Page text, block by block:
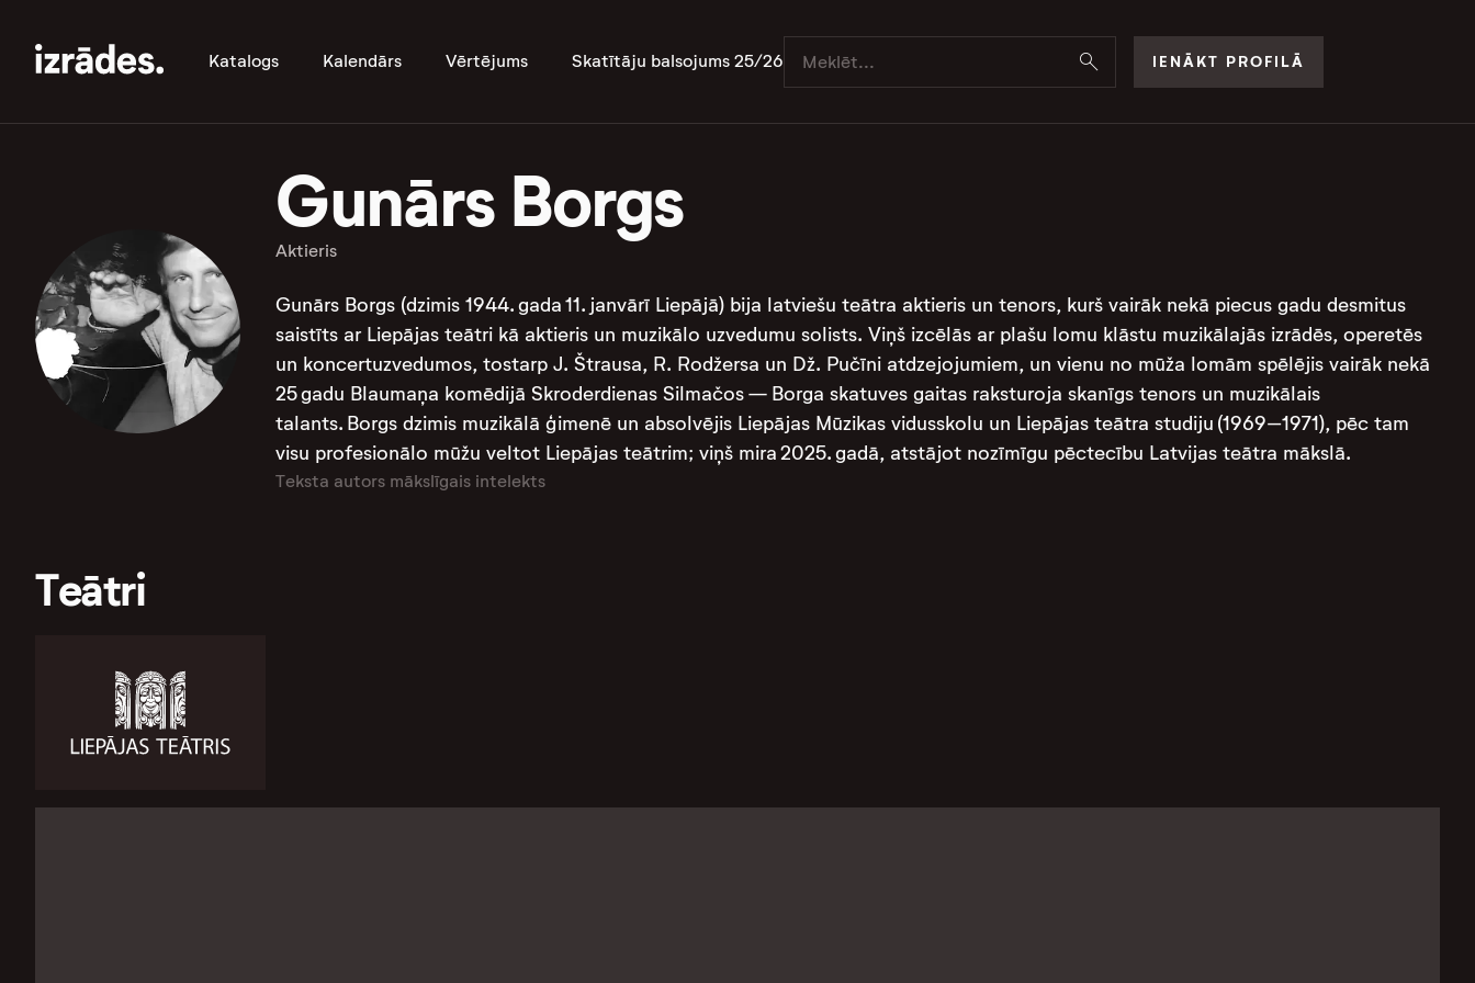
Katalogs Kalendārs Vērtējums Skatītāju balsojums 25/26 IENĀKT PROFILĀ
Gunārs Borgs
Aktieris
Gunārs Borgs (dzimis 1944. gada 11. janvārī Liepājā) bija latviešu teātra aktieris un tenors, kurš vairāk nekā piecus gadu desmitus
saistīts ar Liepājas teātri kā aktieris un muzikālo uzvedumu solists. Viņš izcēlās ar plašu lomu klāstu muzikālajās izrādēs, operetēs
un koncertuzvedumos, tostarp J. Štrausa, R. Rodžersa un Dž. Pučīni atdzejojumiem, un vienu no mūža lomām spēlējis vairāk nekā
25 gadu Blaumaņa komēdijā Skroderdienas Silmačos — Borga skatuves gaitas raksturoja skanīgs tenors un muzikālais
talants. Borgs dzimis muzikālā ģimenē un absolvējis Liepājas Mūzikas vidusskolu un Liepājas teātra studiju (1969–1971), pēc tam
visu profesionālo mūžu veltot Liepājas teātrim; viņš mira 2025. gadā, atstājot nozīmīgu pēctecību Latvijas teātra mākslā.
Teksta autors mākslīgais intelekts
Teātri